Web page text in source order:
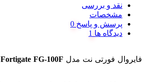
نقد و بررسی
مشخصات
پرسش و پاسخ
دیدگاه ها
فایروال فورتی نت مدل Fortigate FG-100F